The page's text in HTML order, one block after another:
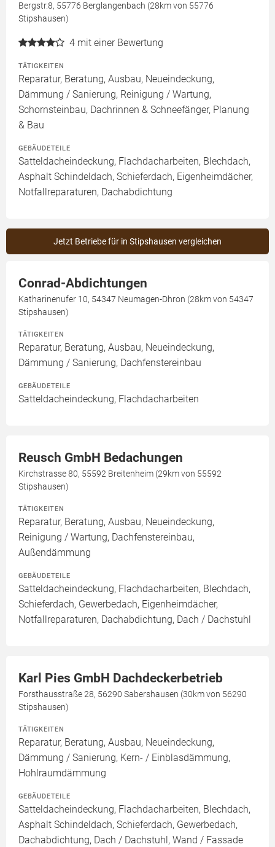
Bergstr.8, 55776 Berglangenbach (28km von 55776
Stipshausen)
4 mit einer Bewertung
TÄTIGKEITEN
Reparatur, Beratung, Ausbau, Neueindeckung,
Dämmung / Sanierung, Reinigung / Wartung,
Schornsteinbau, Dachrinnen & Schneefänger, Planung
& Bau
GEBÄUDETEILE
Satteldacheindeckung, Flachdacharbeiten, Blechdach,
Asphalt Schindeldach, Schieferdach, Eigenheimdächer,
Notfallreparaturen, Dachabdichtung
Jetzt Betriebe für in Stipshausen vergleichen
Conrad-Abdichtungen
Katharinenufer 10, 54347 Neumagen-Dhron (28km von 54347
Stipshausen)
TÄTIGKEITEN
Reparatur, Beratung, Ausbau, Neueindeckung,
Dämmung / Sanierung, Dachfenstereinbau
GEBÄUDETEILE
Satteldacheindeckung, Flachdacharbeiten
Reusch GmbH Bedachungen
Kirchstrasse 80, 55592 Breitenheim (29km von 55592
Stipshausen)
TÄTIGKEITEN
Reparatur, Beratung, Ausbau, Neueindeckung,
Reinigung / Wartung, Dachfenstereinbau,
Außendämmung
GEBÄUDETEILE
Satteldacheindeckung, Flachdacharbeiten, Blechdach,
Schieferdach, Gewerbedach, Eigenheimdächer,
Notfallreparaturen, Dachabdichtung, Dach / Dachstuhl
Karl Pies GmbH Dachdeckerbetrieb
Forsthausstraße 28, 56290 Sabershausen (30km von 56290
Stipshausen)
TÄTIGKEITEN
Reparatur, Beratung, Ausbau, Neueindeckung,
Dämmung / Sanierung, Kern- / Einblasdämmung,
Hohlraumdämmung
GEBÄUDETEILE
Satteldacheindeckung, Flachdacharbeiten, Blechdach,
Asphalt Schindeldach, Schieferdach, Gewerbedach,
Dachabdichtung, Dach / Dachstuhl, Wand / Fassade